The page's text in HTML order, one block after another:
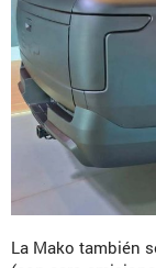
La Mako también